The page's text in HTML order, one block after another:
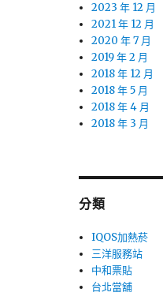
2023 年 12 月
2021 年 12 月
2020 年 7 月
2019 年 2 月
2018 年 12 月
2018 年 5 月
2018 年 4 月
2018 年 3 月
分類
IQOS加熱菸
三洋服務站
中和票貼
台北當舖